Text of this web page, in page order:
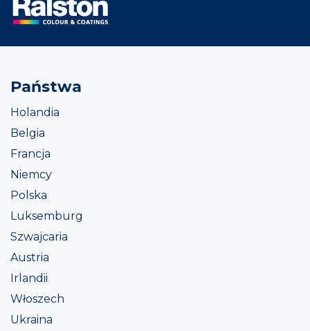
Państwa
Holandia
Belgia
Francja
Niemcy
Polska
Luksemburg
Szwajcaria
Austria
Irlandii
Włoszech
Ukraina